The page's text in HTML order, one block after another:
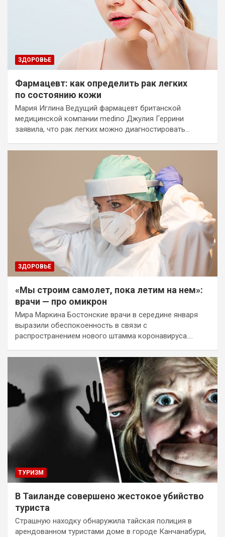
ЗДОРОВЬЕ
Фармацевт: как определить рак легких
по состоянию кожи
Мария Иглина Ведущий фармацевт британской
медицинской компании medino Джулия Геррини
заявила, что рак легких можно диагностировать…
ЗДОРОВЬЕ
«Мы строим самолет, пока летим на нем»:
врачи — про омикрон
Мира Маркина Бостонские врачи в середине января
выразили обеспокоенность в связи с
распространением нового штамма коронавируса.…
ТУРИЗМ
В Таиланде совершено жестокое убийство
туриста
Страшную находку обнаружила тайская полиция в
арендованном туристами доме в городе Канчанабури,